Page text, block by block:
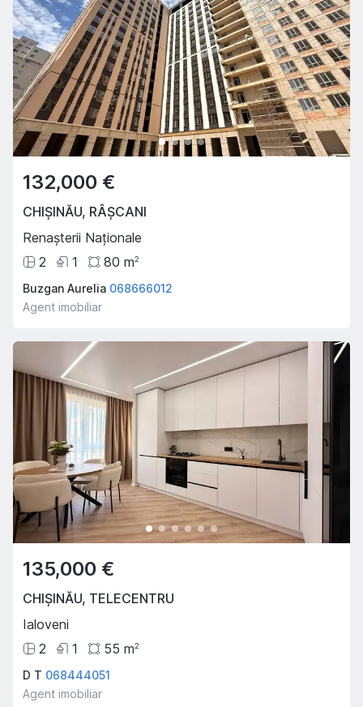
132,000 €
CHIȘINĂU, RÂȘCANI
Renașterii Naționale
2
1 80 m2
Buzgan Aurelia 068666012
Agent imobiliar
135,000 €
CHIȘINĂU, TELECENTRU
Ialoveni
2
1 55 m2
D T 068444051
Agent imobiliar